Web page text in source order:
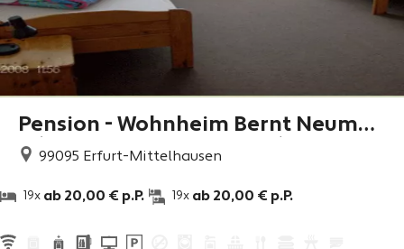
Pension - Wohnheim Bernt Neuman
n (Inhaber Hr. Schlemmer)
99095 Erfurt-Mittelhausen
19x ab 20,00 € p.P. 19x ab 20,00 € p.P.